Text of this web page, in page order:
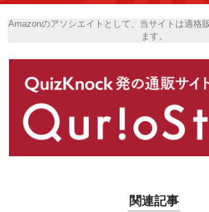
Amazonのアソシエイトとして、当サイトは適格
ます。
関連記事